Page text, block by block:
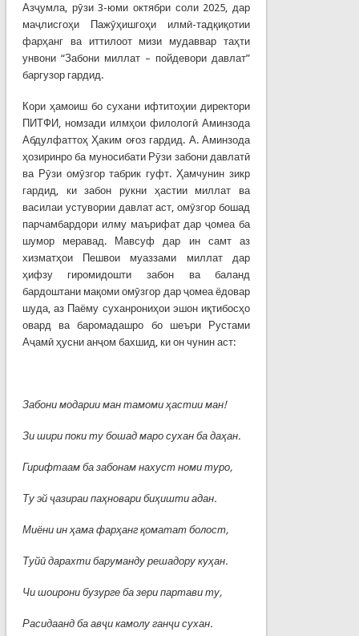
Азҷумла, рӯзи 3-юми октябри соли 2025, дар
маҷлисгоҳи Пажӯҳишгоҳи илмӣ-тадқиқотии
фарҳанг ва иттилоот мизи мудаввар таҳти
унвони “Забони миллат – пойдевори давлат”
баргузор гардид.
Кори ҳамоиш бо сухани ифтитоҳии директори
ПИТФИ, номзади илмҳои филологӣ Аминзода
Абдулфаттоҳ Ҳаким оғоз гардид. А. Аминзода
ҳозиринро ба муносибати Рӯзи забони давлатӣ
ва Рӯзи омӯзгор табрик гуфт. Ҳамчунин зикр
гардид, ки забон рукни ҳастии миллат ва
василаи устувории давлат аст, омӯзгор бошад
парчамбардори илму маърифат дар ҷомеа ба
шумор меравад. Мавсуф дар ин самт аз
хизматҳои Пешвои муаззами миллат дар
ҳифзу гиромидошти забон ва баланд
бардоштани мақоми омӯзгор дар ҷомеа ёдовар
шуда, аз Паёму суханрониҳои эшон иқтибосҳо
овард ва баромадашро бо шеъри Рустами
Аҷамӣ ҳусни анҷом бахшид, ки он чунин аст:
Забони модарии ман тамоми ҳастии ман!
Зи шири поки ту бошад маро сухан ба даҳан.
Гирифтаам ба забонам нахуст номи туро,
Ту эй ҷазираи паҳновари биҳишти адан.
Миёни ин ҳама фарҳанг қоматат болост,
Туйӣ дарахти баруманду решадору куҳан.
Чи шоирони бузурге ба зери партави ту,
Расидаанд ба авҷи камолу ганҷи сухан.